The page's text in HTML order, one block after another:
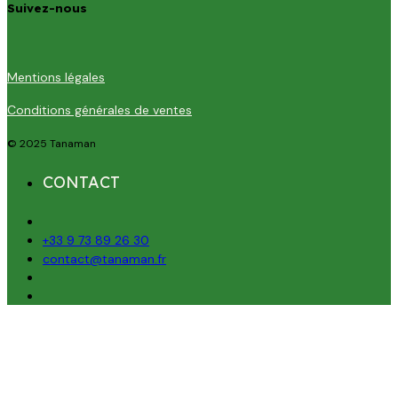
Suivez-nous
Mentions légales
Conditions générales de ventes
© 2025 Tanaman
CONTACT
+33 9 73 89 26 30
contact@tanaman.fr